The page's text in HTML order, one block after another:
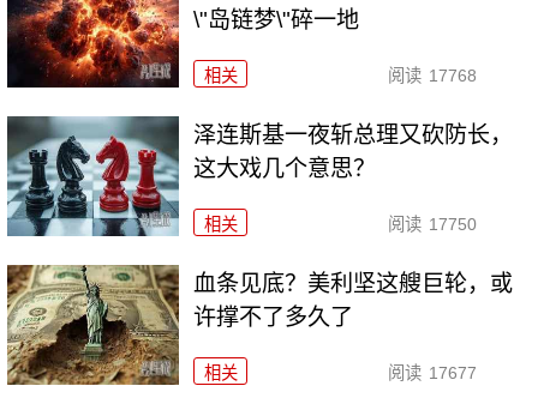
\"岛链梦\"碎一地
相关 阅读 17768
泽连斯基一夜斩总理又砍防长，
这大戏几个意思？
相关 阅读 17750
血条见底？美利坚这艘巨轮，或
许撑不了多久了
相关 阅读 17677